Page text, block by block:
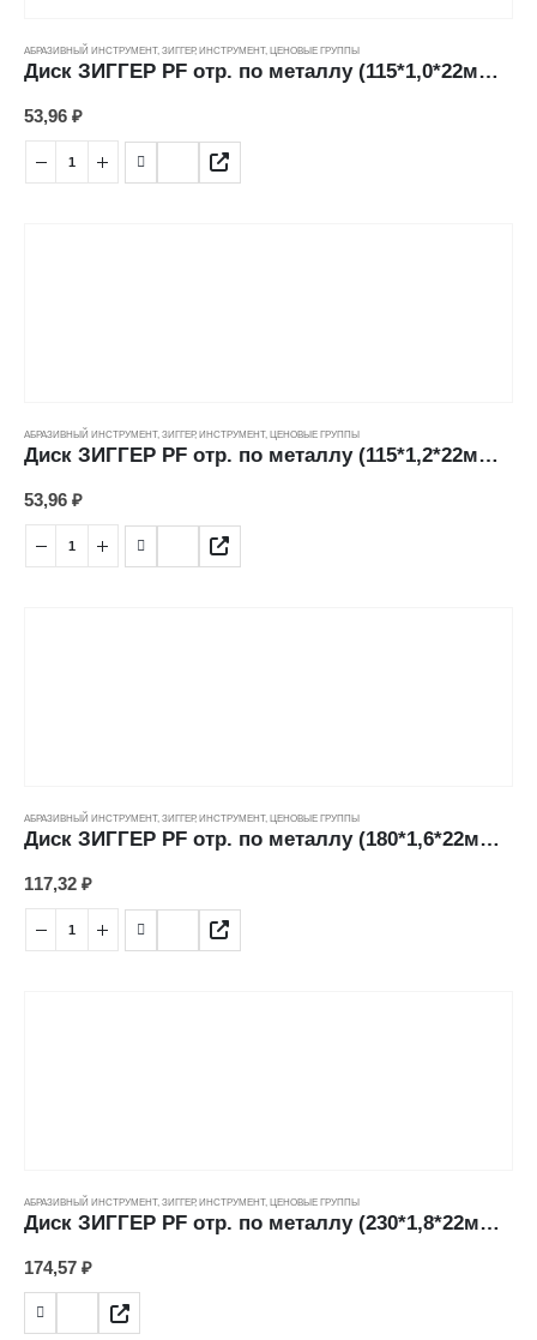
АБРАЗИВНЫЙ ИНСТРУМЕНТ, ЗИГГЕР, ИНСТРУМЕНТ, ЦЕНОВЫЕ ГРУППЫ
Диск ЗИГГЕР PF отр. по металлу (115*1,0*22мм) ---
53,96 ₽
АБРАЗИВНЫЙ ИНСТРУМЕНТ, ЗИГГЕР, ИНСТРУМЕНТ, ЦЕНОВЫЕ ГРУППЫ
Диск ЗИГГЕР PF отр. по металлу (115*1,2*22мм) ---
53,96 ₽
АБРАЗИВНЫЙ ИНСТРУМЕНТ, ЗИГГЕР, ИНСТРУМЕНТ, ЦЕНОВЫЕ ГРУППЫ
Диск ЗИГГЕР PF отр. по металлу (180*1,6*22мм) ---
117,32 ₽
АБРАЗИВНЫЙ ИНСТРУМЕНТ, ЗИГГЕР, ИНСТРУМЕНТ, ЦЕНОВЫЕ ГРУППЫ
Диск ЗИГГЕР PF отр. по металлу (230*1,8*22мм) ---
174,57 ₽